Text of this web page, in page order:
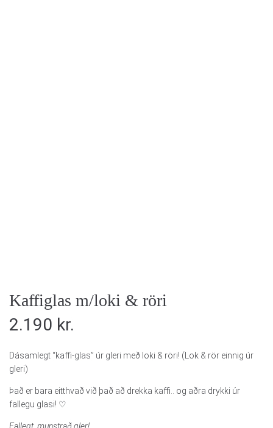
Kaffiglas m/loki & röri
2.190 kr.
Dásamlegt “kaffi-glas” úr gleri með loki & röri! (Lok & rör einnig úr
gleri)
Það er bara eitthvað við það að drekka kaffi.. og aðra drykki úr
fallegu glasi! ♡